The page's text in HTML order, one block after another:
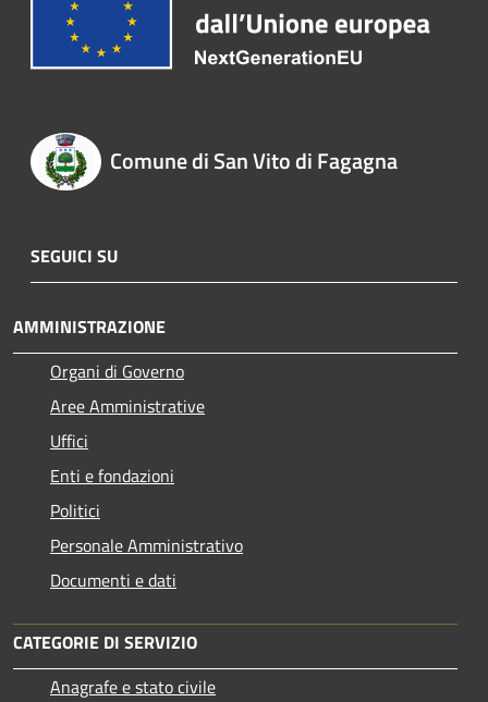
Comune di San Vito di Fagagna
SEGUICI SU
AMMINISTRAZIONE
Organi di Governo
Aree Amministrative
Uffici
Enti e fondazioni
Politici
Personale Amministrativo
Documenti e dati
CATEGORIE DI SERVIZIO
Anagrafe e stato civile